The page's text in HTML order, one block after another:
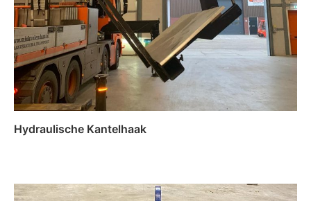
Hydraulische Kantelhaak